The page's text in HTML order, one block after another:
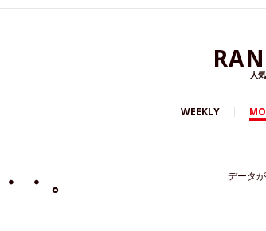
・。
人
WEEKLY
データ